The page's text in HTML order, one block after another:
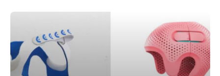
fabrication additive. Grâce à la possibilité de créer des modèles
uniques pour chaque patient, la médecine personnalisée
devient enfin une réalité. Les implants médicaux représentent un
domaine particulièrement sensible, car ils…
LIRE LA SUITE